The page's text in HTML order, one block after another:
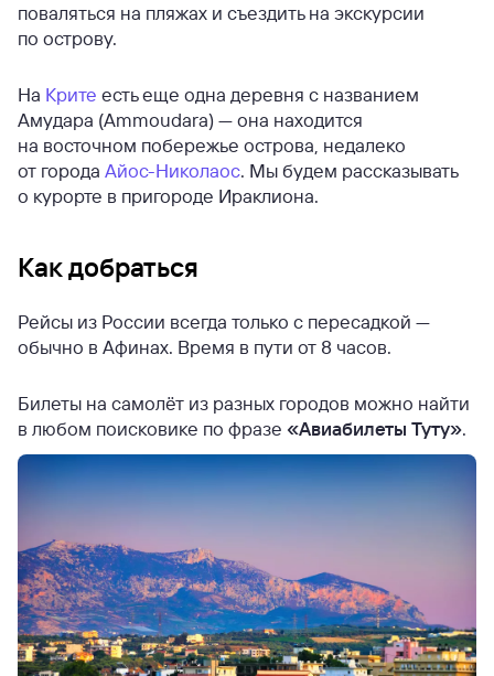
поваляться на пляжах и съездить на экскурсии
по острову.
На Крите есть еще одна деревня с названием
Амудара (Ammoudara) — она находится
на восточном побережье острова, недалеко
от города Айос-Николаос. Мы будем рассказывать
о курорте в пригороде Ираклиона.
Как добраться
Рейсы из России всегда только с пересадкой —
обычно в Афинах. Время в пути от 8 часов.
Билеты на самолёт из разных городов можно найти
в любом поисковике по фразе «Авиабилеты Туту».